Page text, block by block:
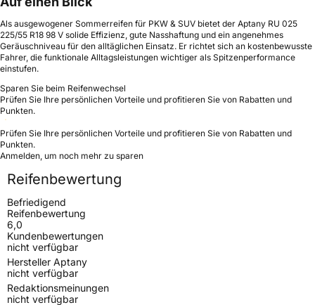
Als ausgewogener Sommerreifen für PKW & SUV bietet der Aptany RU 025
225/55 R18 98 V solide Effizienz, gute Nasshaftung und ein angenehmes
Geräuschniveau für den alltäglichen Einsatz. Er richtet sich an kostenbewusste
Fahrer, die funktionale Alltagsleistungen wichtiger als Spitzenperformance
einstufen.
Sparen Sie beim Reifenwechsel
Prüfen Sie Ihre persönlichen Vorteile und profitieren Sie von Rabatten und
Punkten.
Prüfen Sie Ihre persönlichen Vorteile und profitieren Sie von Rabatten und
Punkten.
Anmelden, um noch mehr zu sparen
Reifenbewertung
Befriedigend
Reifenbewertung
6,0
Kundenbewertungen
nicht verfügbar
Hersteller Aptany
nicht verfügbar
Redaktionsmeinungen
nicht verfügbar